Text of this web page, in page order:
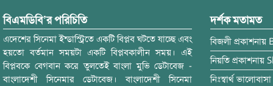
বিএমডিবি’র পরিচিতি
এদেশের সিনেমা ইন্ডাস্ট্রিতে একটি বিপ্লব ঘটতে যাচ্ছে এবং
হয়তো বর্তমান সময়টা একটি বিপ্লবকালীন সময়। এই
বিপ্লবকে বেগবান করে তুলতেই বাংলা মুভি ডেটাবেজ -
বাংলাদেশী সিনেমার ডেটাবেজ। বাংলাদেশী সিনেমা
দর্শক মতামত
বিজলী প্রকাশনায়
নিয়তি প্রকাশনায়
নিঃস্বার্থ ভালোবাসা